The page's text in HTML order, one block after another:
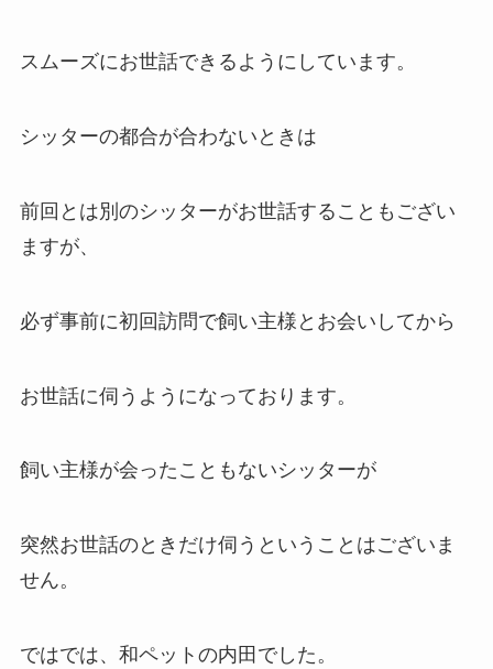
スムーズにお世話できるようにしています。
シッターの都合が合わないときは
前回とは別のシッターがお世話することもござい
ますが、
必ず事前に初回訪問で飼い主様とお会いしてから
お世話に伺うようになっております。
飼い主様が会ったこともないシッターが
突然お世話のときだけ伺うということはございま
せん。
ではでは、和ペットの内田でした。